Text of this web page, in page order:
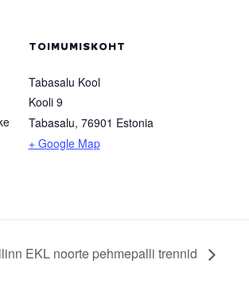
TOIMUMISKOHT
Tabasalu Kool
Kooli 9
Tabasalu, 76901 Estonia
+ Google Map
EKL noorte pehmepalli trennid